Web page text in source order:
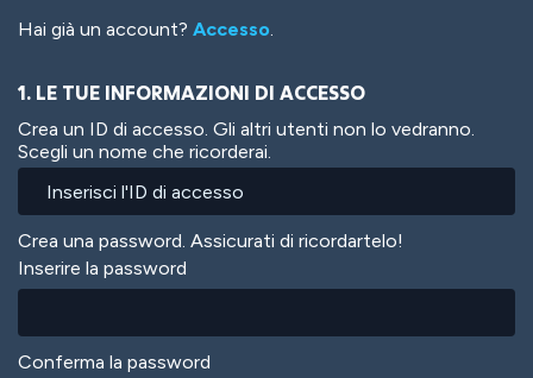
Hai già un account? Accesso.
1. LE TUE INFORMAZIONI DI ACCESSO
Crea un ID di accesso. Gli altri utenti non lo vedranno.
Scegli un nome che ricorderai.
Crea una password. Assicurati di ricordartelo!
Inserire la password
Conferma la password